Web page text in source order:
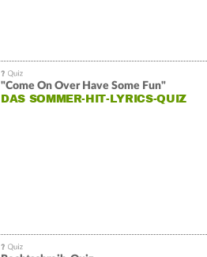
"Come On Over Have Some Fun"
DAS SOMMER-HIT-LYRICS-QUIZ